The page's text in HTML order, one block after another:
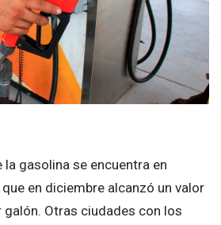
gasolina se encuentra en
en diciembre alcanzó un valor
Otras ciudades con los